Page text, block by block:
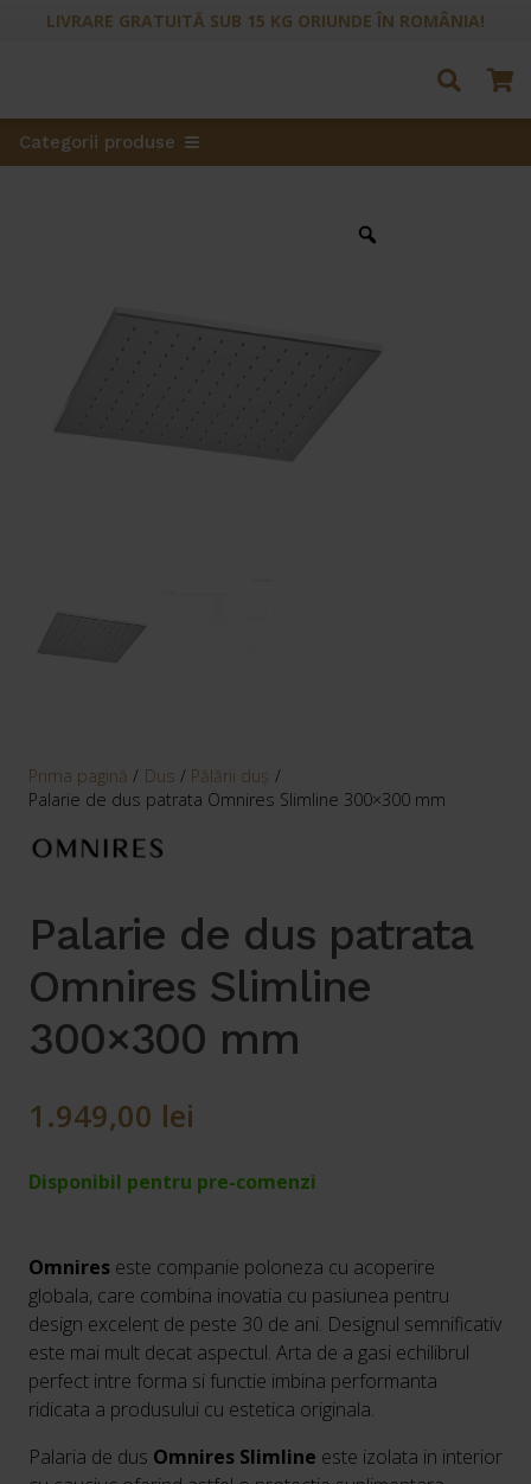
LIVRARE GRATUITĂ SUB 15 KG ORIUNDE ÎN ROMÂNIA!
Categorii produse
Prima pagină / Dus / Pălării duş /
Palarie de dus patrata Omnires Slimline 300×300 mm
Palarie de dus patrata
Omnires Slimline
300×300 mm
1.949,00 lei
Disponibil pentru pre-comenzi
Omnires este companie poloneza cu acoperire
globala, care combina inovatia cu pasiunea pentru
design excelent de peste 30 de ani. Designul semnificativ
este mai mult decat aspectul. Arta de a gasi echilibrul
perfect intre forma si functie imbina performanta
ridicata a produsului cu estetica originala.
Palaria de dus Omnires Slimline este izolata in interior